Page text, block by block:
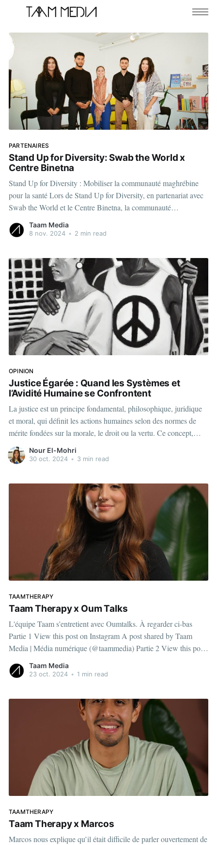
PARTENAIRES
Stand Up for Diversity: Swab the World x
Centre Binetna
Stand Up for Diversity : Mobiliser la communauté maghrébine
pour la santé Lors de Stand Up for Diversity, en partenariat avec
Swab the World et le Centre Binetna, la communauté
cellules souches et l’accès aux soins de santé
Taam Media
8 nov. 2024 • 2 min read
OPINION
Justice Égarée : Quand les Systèmes et
l’Avidité Humaine se Confrontent
La justice est un principe fondamental, philosophique, juridique
et moral, qui définit les actions humaines selon des normes de
mérite fondées sur la morale, le droit ou la vertu. Ce concept,
censé être universel, semble pourtant échapper à de nombreuses
civilisations lorsqu'il s’agit de l’égalité et
Nour El-Mohri
30 oct. 2024 • 3 min read
TAAMTHERAPY
Taam Therapy x Oum Talks
L'équipe Taam s'entretient avec Oumtalks. À regarder ci-bas
Partie 1 View this post on Instagram A post shared by Taam
Media | Média numérique (@taammedia) Partie 2 View this post
(@taammedia)
Taam Media
23 oct. 2024 • 1 min read
TAAMTHERAPY
Taam Therapy x Marcos
Marcos nous explique qu’il était difficile de parler ouvertement de